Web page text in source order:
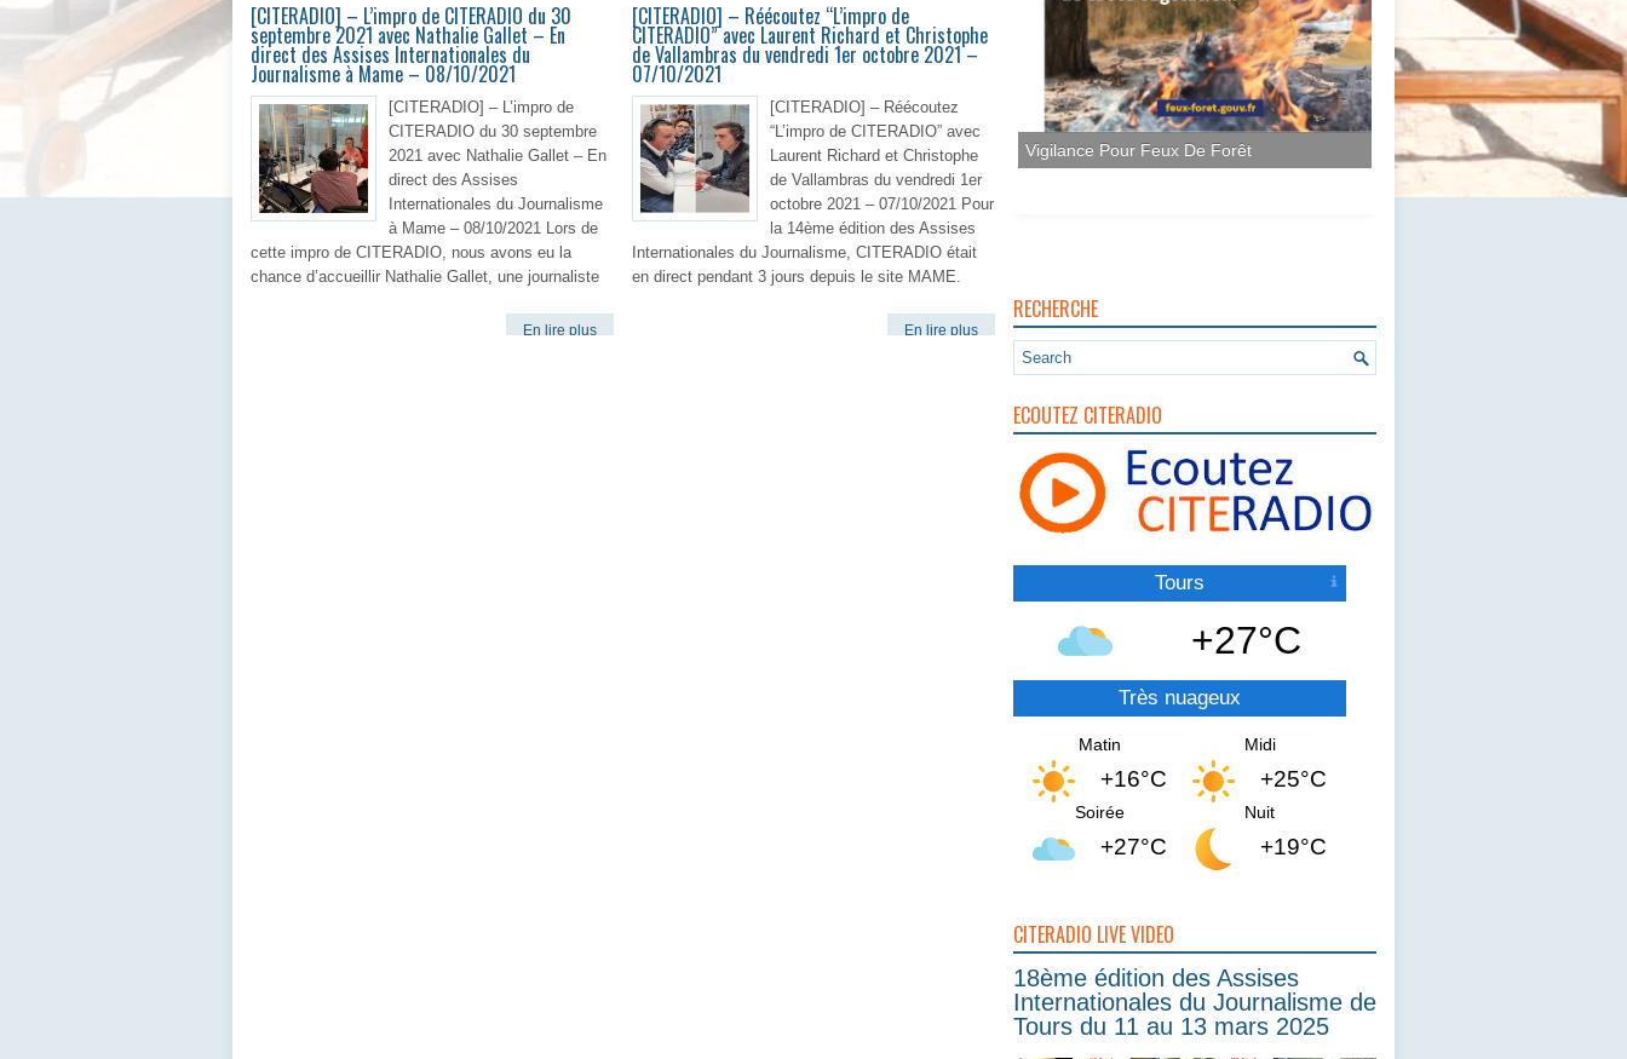
[CITERADIO] – L’impro de CITERADIO du 30
septembre 2021 avec Nathalie Gallet – En
direct des Assises Internationales du
Journalisme à Mame – 08/10/2021
[CITERADIO] – L’impro de
CITERADIO du 30 septembre
2021 avec Nathalie Gallet – En
direct des Assises
Internationales du Journalisme
à Mame – 08/10/2021 Lors de
cette impro de CITERADIO, nous avons eu la
chance d’accueillir Nathalie Gallet, une journaliste
En lire plus
[CITERADIO] – Réécoutez “L’impro de
CITERADIO” avec Laurent Richard et Christophe
de Vallambras du vendredi 1er octobre 2021 –
07/10/2021
[CITERADIO] – Réécoutez
“L’impro de CITERADIO” avec
Laurent Richard et Christophe
de Vallambras du vendredi 1er
octobre 2021 – 07/10/2021 Pour
la 14ème édition des Assises
Internationales du Journalisme, CITERADIO était
en direct pendant 3 jours depuis le site MAME.
En lire plus
Vigilance Pour Feux De Forêt
RECHERCHE
ECOUTEZ CITERADIO
Tours
+27°C
Très nuageux
Matin
+16°C
Midi
+25°C
Soirée
+27°C
Nuit
+19°C
CITERADIO LIVE VIDEO
18ème édition des Assises
Internationales du Journalisme de
Tours du 11 au 13 mars 2025